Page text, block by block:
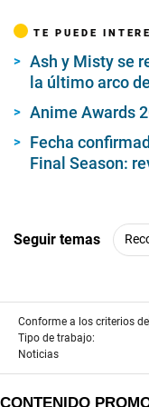
n
t
e
3
0
s
e
c
TE PUEDE
Ash y Misty se
la último arco
Anime Awards
Fecha
Final Season:
Seguir temas
Conforme a los criterios de
Tipo de trabajo:
Noticias